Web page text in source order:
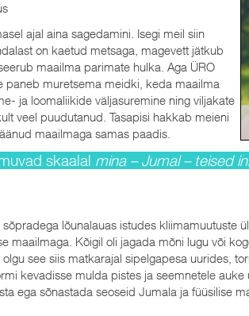
ajal aina sagedamini. Isegi meil siin
on kaetud metsaga, magevett jätkub
maailma parimate hulka. Aga ÜRO
paneb muretsema meidki, keda maailma
ja loomaliikide väljasuremine ning viljakate
veel puudutanud. Tasapisi hakkab meieni
maailmaga samas paadis.
skaalal mina – Jumal – teised
lõunalauas istudes kliimamuutuste
maailmaga. Kõigil oli jagada mõni lugu või
see siis matkarajal sipelgapesa uurides,
kevadisse mulda pistes ja seemnetele auke
ega sõnastada seoseid Jumala ja füüsilise